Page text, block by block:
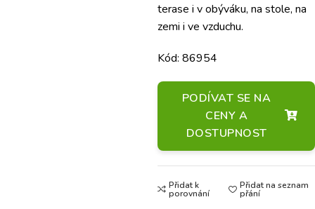
terase i v obýváku, na stole, na
zemi i ve vzduchu.
Kód: 86954
PODÍVAT SE NA
CENY A
DOSTUPNOST
Přidat k
porovnání
Přidat na seznam
přání